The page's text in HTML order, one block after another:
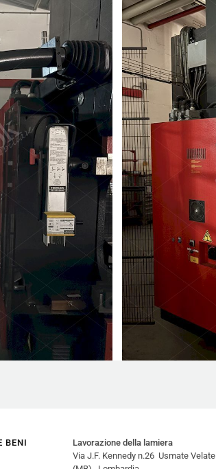
BENI
Lavorazione della lamiera
Via J.F. Kennedy n.26 Usmate Velate